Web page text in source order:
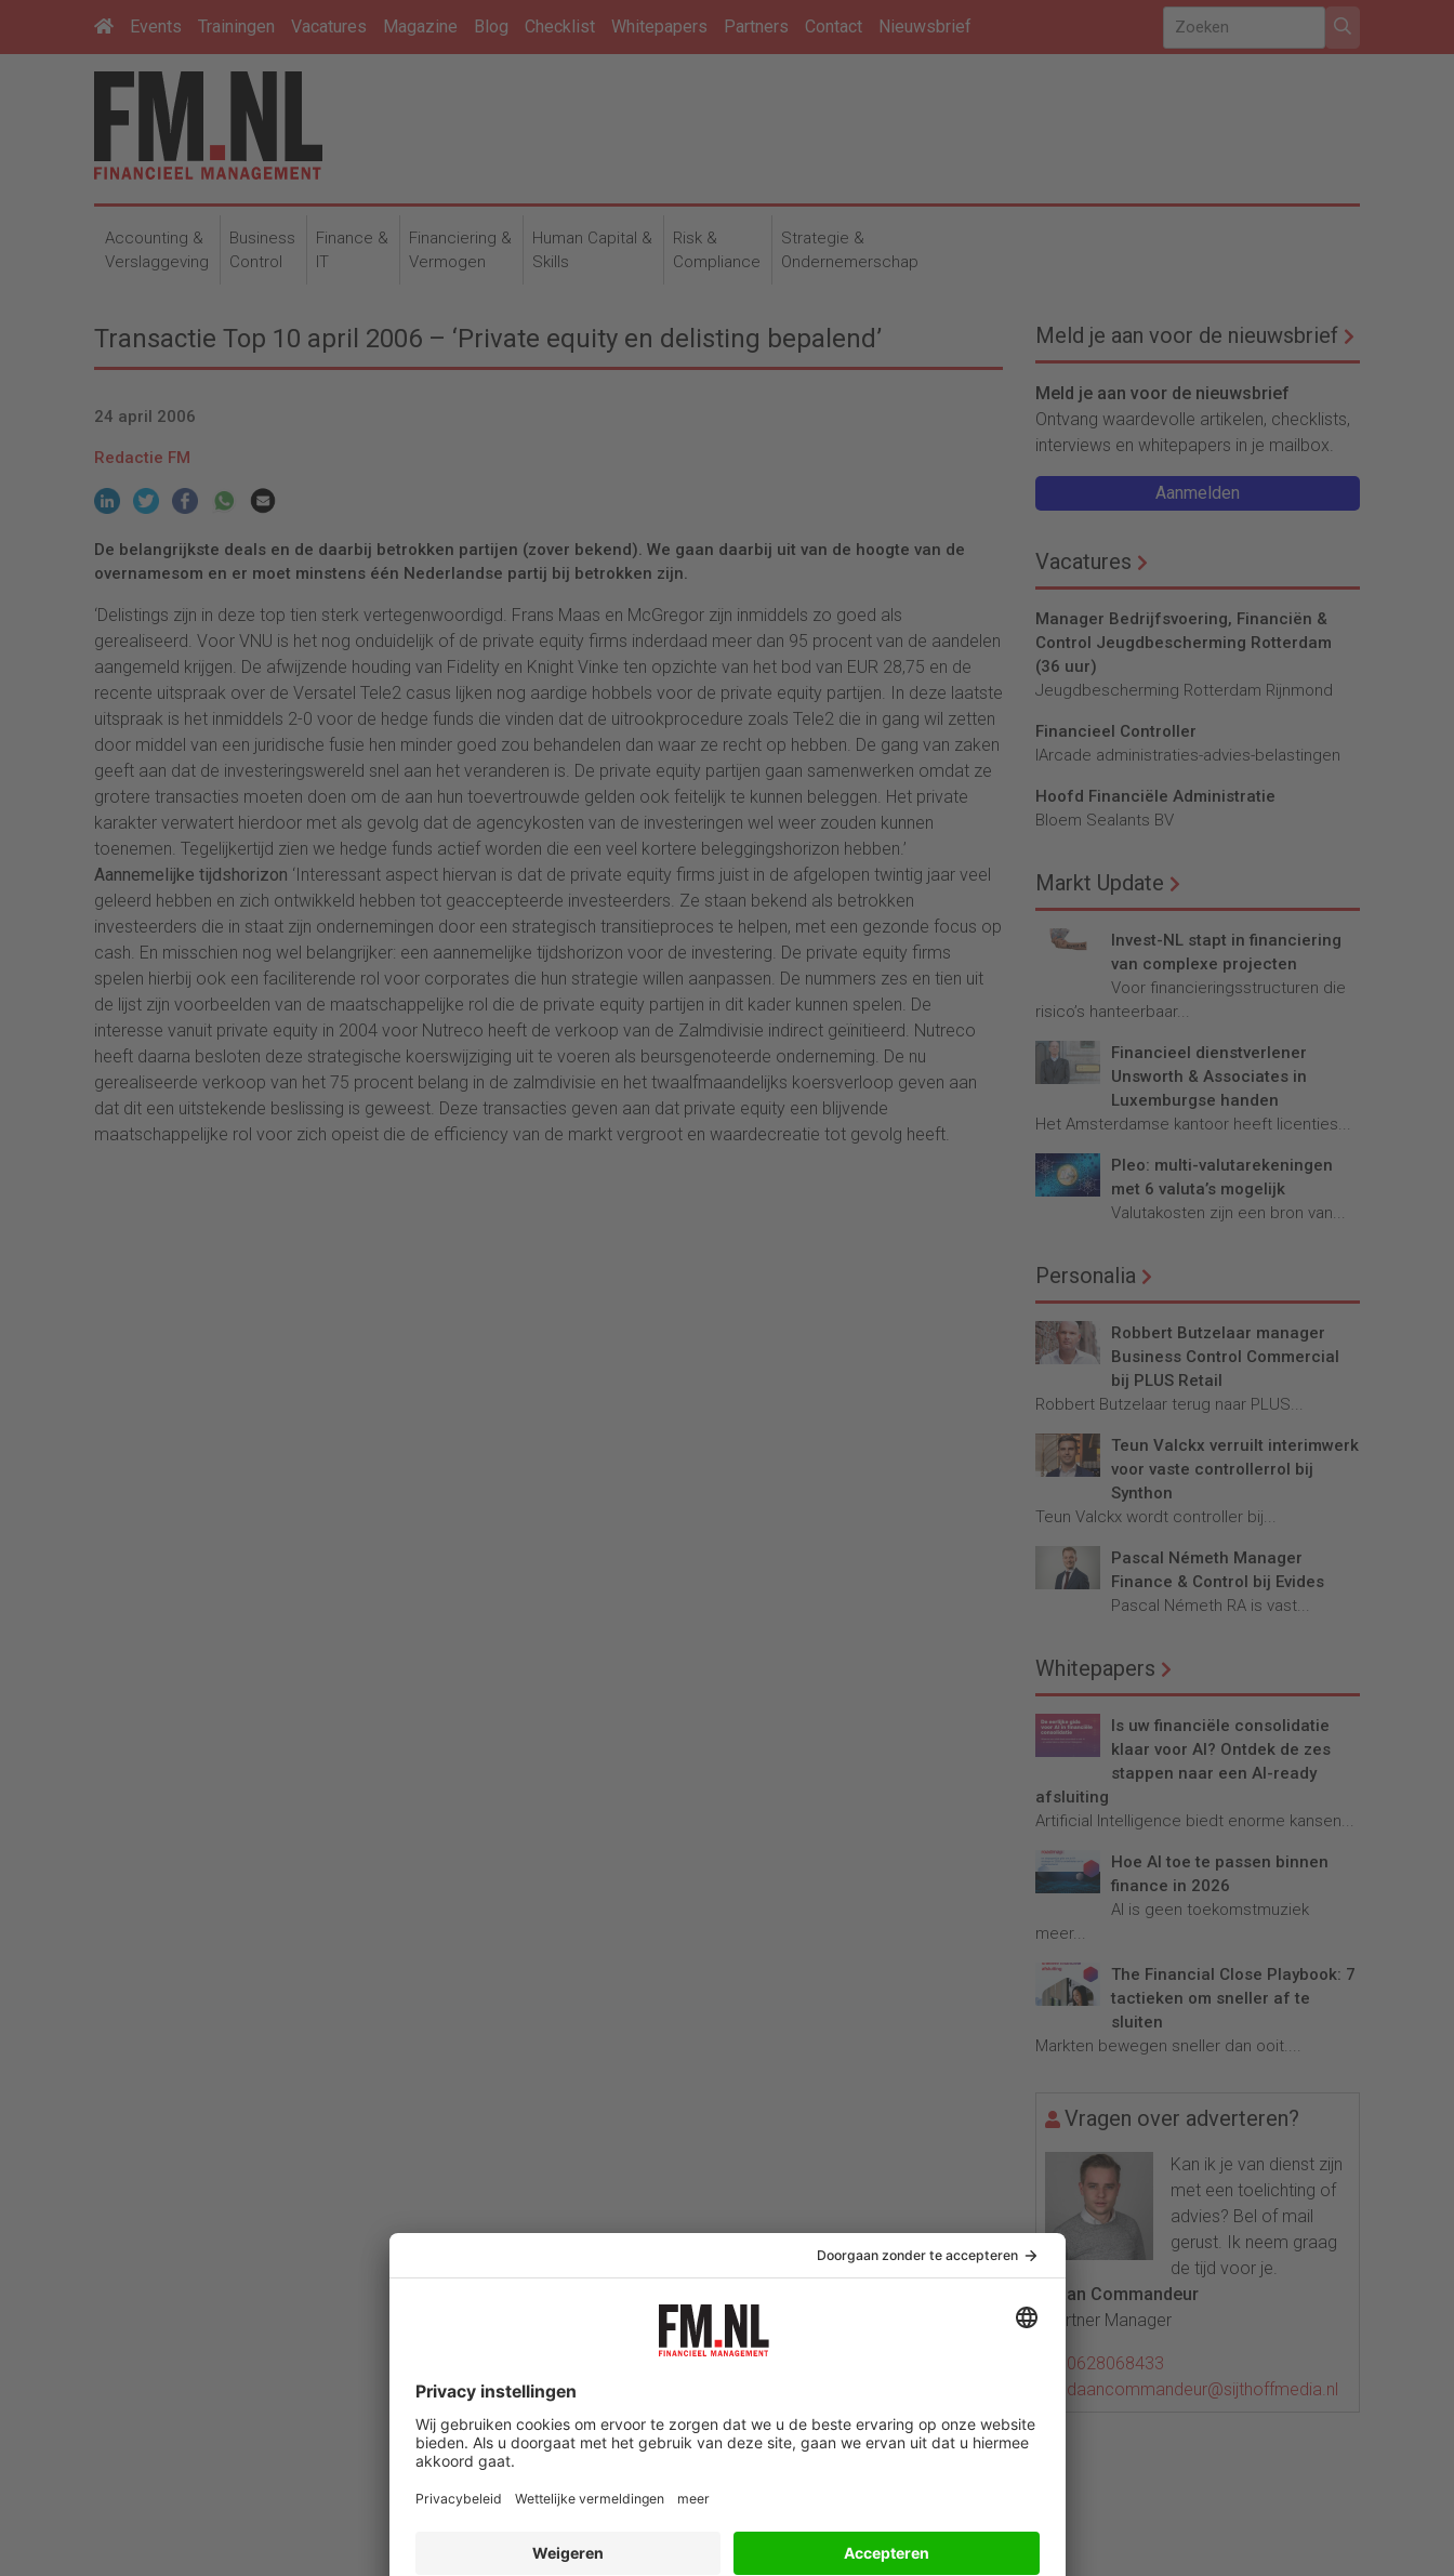
Events Trainingen Vacatures Magazine Blog Checklist Whitepapers Partners Contact Nieuwsbrief
Accounting &
Verslaggeving
Business
Control
Finance &
IT
Financiering &
Vermogen
Human Capital &
Skills
Risk &
Compliance
Strategie &
Ondernemerschap
Transactie Top 10 april 2006 – ‘Private equity en delisting bepalend’
24 april 2006
Redactie FM
De belangrijkste deals en de daarbij betrokken partijen (zover bekend). We gaan daarbij uit van de hoogte van de
overnamesom en er moet minstens één Nederlandse partij bij betrokken zijn.
‘Delistings zijn in deze top tien sterk vertegenwoordigd. Frans Maas en McGregor zijn inmiddels zo goed als
gerealiseerd. Voor VNU is het nog onduidelijk of de private equity firms inderdaad meer dan 95 procent van de aandelen
aangemeld krijgen. De afwijzende houding van Fidelity en Knight Vinke ten opzichte van het bod van EUR 28,75 en de
recente uitspraak over de Versatel Tele2 casus lijken nog aardige hobbels voor de private equity partijen. In deze laatste
uitspraak is het inmiddels 2-0 voor de hedge funds die vinden dat de uitrookprocedure zoals Tele2 die in gang wil zetten
door middel van een juridische fusie hen minder goed zou behandelen dan waar ze recht op hebben. De gang van zaken
geeft aan dat de investeringswereld snel aan het veranderen is. De private equity partijen gaan samenwerken omdat ze
grotere transacties moeten doen om de aan hun toevertrouwde gelden ook feitelijk te kunnen beleggen. Het private
karakter verwatert hierdoor met als gevolg dat de agencykosten van de investeringen wel weer zouden kunnen
toenemen. Tegelijkertijd zien we hedge funds actief worden die een veel kortere beleggingshorizon hebben.’
Aannemelijke tijdshorizon ‘Interessant aspect hiervan is dat de private equity firms juist in de afgelopen twintig jaar veel
geleerd hebben en zich ontwikkeld hebben tot geaccepteerde investeerders. Ze staan bekend als betrokken
investeerders die in staat zijn ondernemingen door een strategisch transitieproces te helpen, met een gezonde focus op
cash. En misschien nog wel belangrijker: een aannemelijke tijdshorizon voor de investering. De private equity firms
spelen hierbij ook een faciliterende rol voor corporates die hun strategie willen aanpassen. De nummers zes en tien uit
de lijst zijn voorbeelden van de maatschappelijke rol die de private equity partijen in dit kader kunnen spelen. De
interesse vanuit private equity in 2004 voor Nutreco heeft de verkoop van de Zalmdivisie indirect geïnitieerd. Nutreco
heeft daarna besloten deze strategische koerswijziging uit te voeren als beursgenoteerde onderneming. De nu
gerealiseerde verkoop van het 75 procent belang in de zalmdivisie en het twaalfmaandelijks koersverloop geven aan
dat dit een uitstekende beslissing is geweest. Deze transacties geven aan dat private equity een blijvende
maatschappelijke rol voor zich opeist die de efficiency van de markt vergroot en waardecreatie tot gevolg heeft.
Meld je aan voor de nieuwsbrief
Meld je aan voor de nieuwsbrief
Ontvang waardevolle artikelen, checklists,
interviews en whitepapers in je mailbox.
Aanmelden
Vacatures
Manager Bedrijfsvoering, Financiën &
Control Jeugdbescherming Rotterdam
(36 uur)
Jeugdbescherming Rotterdam Rijnmond
Financieel Controller
lArcade administraties-advies-belastingen
Hoofd Financiële Administratie
Bloem Sealants BV
Markt Update
Invest-NL stapt in financiering
van complexe projecten
Voor financieringsstructuren die
risico’s hanteerbaar...
Financieel dienstverlener
Unsworth & Associates in
Luxemburgse handen
Het Amsterdamse kantoor heeft licenties...
Pleo: multi-valutarekeningen
met 6 valuta’s mogelijk
Valutakosten zijn een bron van...
Personalia
Robbert Butzelaar manager
Business Control Commercial
bij PLUS Retail
Robbert Butzelaar terug naar PLUS...
Teun Valckx verruilt interimwerk
voor vaste controllerrol bij
Synthon
Teun Valckx wordt controller bij...
Pascal Németh Manager
Finance & Control bij Evides
Pascal Németh RA is vast...
Whitepapers
Is uw financiële consolidatie
klaar voor AI? Ontdek de zes
stappen naar een AI-ready
afsluiting
Artificial Intelligence biedt enorme kansen...
Hoe AI toe te passen binnen
finance in 2026
AI is geen toekomstmuziek
meer...
The Financial Close Playbook: 7
tactieken om sneller af te
sluiten
Markten bewegen sneller dan ooit....
Vragen over adverteren?
Kan ik je van dienst zijn
met een toelichting of
advies? Bel of mail
gerust. Ik neem graag
de tijd voor je.
Daan Commandeur
Partner Manager
0628068433
daancommandeur@sijthoffmedia.nl